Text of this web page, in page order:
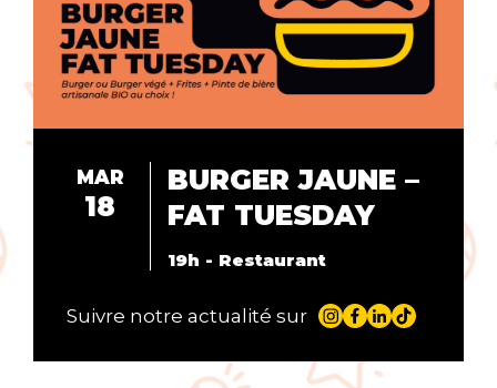
MAR
18
BURGER JAUNE –
FAT TUESDAY
19h - Restaurant
Suivre notre actualité sur